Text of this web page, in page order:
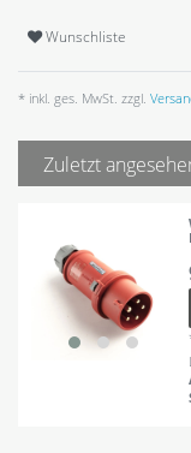
Wunschliste
* inkl. ges. MwSt. zzgl.
Zuletzt